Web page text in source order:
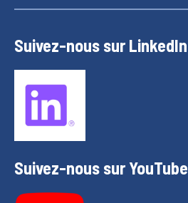
Suivez-nous sur LinkedIn
Suivez-nous sur YouTube